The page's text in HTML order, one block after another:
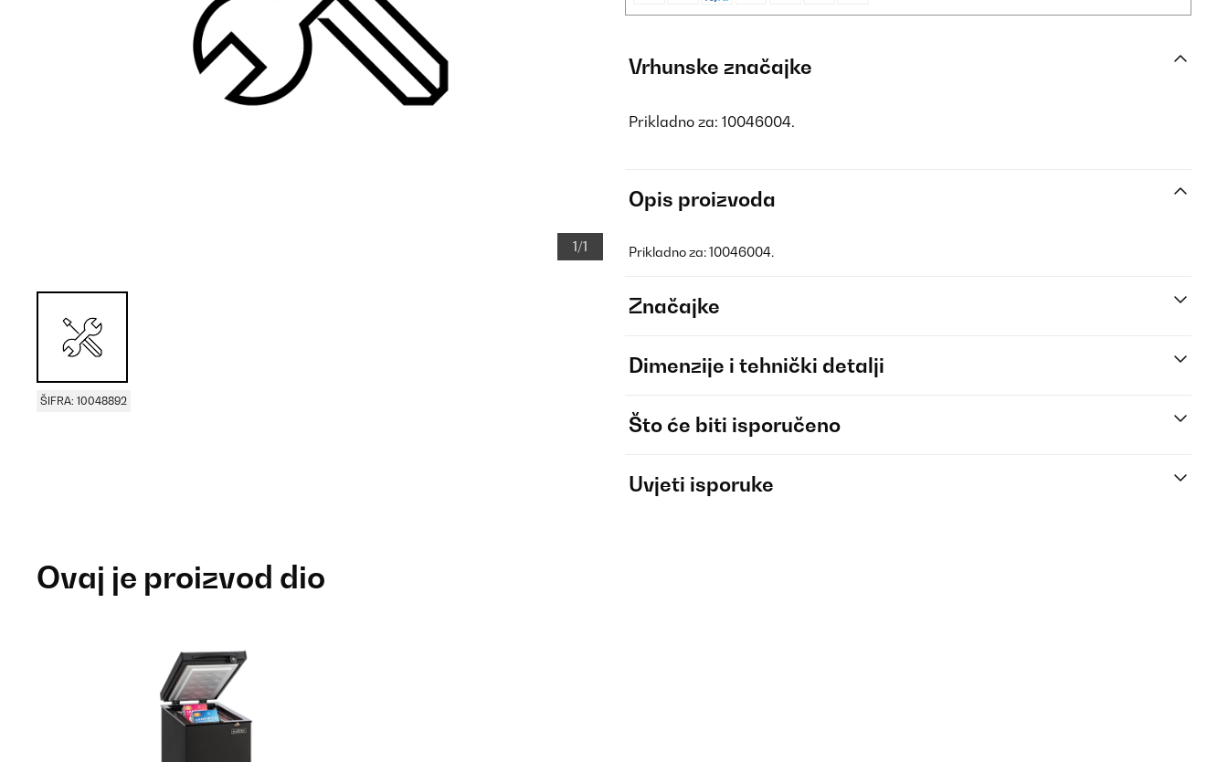
1/1
ŠIFRA: 10048892
Vrhunske značajke
Prikladno za: 10046004.
Opis proizvoda
Prikladno za: 10046004.
Značajke
Dimenzije i tehnički detalji
Što će biti isporučeno
Uvjeti isporuke
Ovaj je proizvod dio